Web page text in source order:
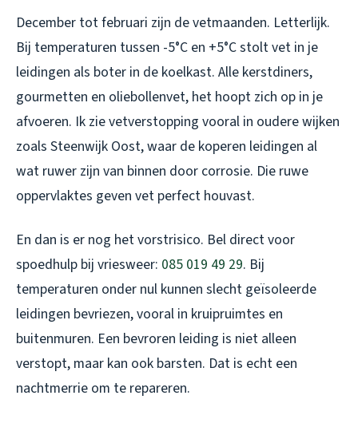
December tot februari zijn de vetmaanden. Letterlijk.
Bij temperaturen tussen -5°C en +5°C stolt vet in je
leidingen als boter in de koelkast. Alle kerstdiners,
gourmetten en oliebollenvet, het hoopt zich op in je
afvoeren. Ik zie vetverstopping vooral in oudere wijken
zoals Steenwijk Oost, waar de koperen leidingen al
wat ruwer zijn van binnen door corrosie. Die ruwe
oppervlaktes geven vet perfect houvast.
En dan is er nog het vorstrisico. Bel direct voor
spoedhulp bij vriesweer: 085 019 49 29. Bij
temperaturen onder nul kunnen slecht geïsoleerde
leidingen bevriezen, vooral in kruipruimtes en
buitenmuren. Een bevroren leiding is niet alleen
verstopt, maar kan ook barsten. Dat is echt een
nachtmerrie om te repareren.